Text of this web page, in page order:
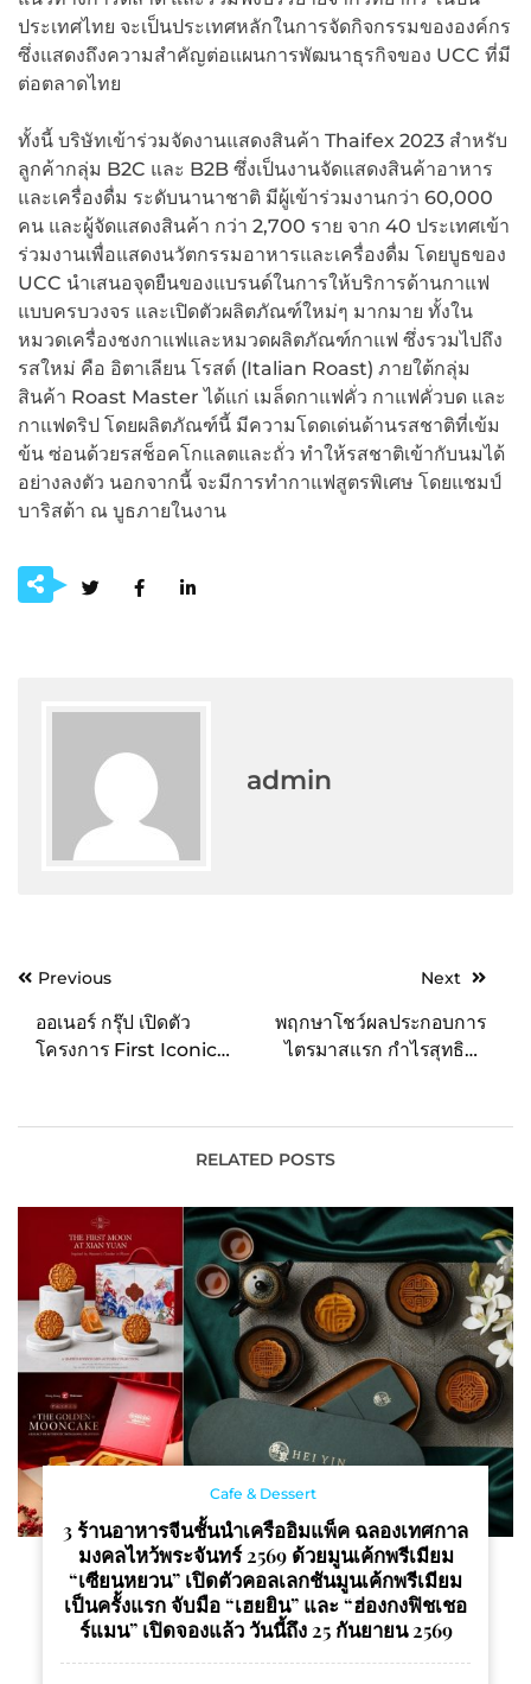
ประเทศไทย จะเป็นประเทศหลักในการจัดกิจกรรมขององค์กร
ซึ่งแสดงถึงความสำคัญต่อแผนการพัฒนาธุรกิจของ UCC ที่มี
ต่อตลาดไทย
ทั้งนี้ บริษัทเข้าร่วมจัดงานแสดงสินค้า Thaifex 2023 สำหรับ
ลูกค้ากลุ่ม B2C และ B2B ซึ่งเป็นงานจัดแสดงสินค้าอาหาร
และเครื่องดื่ม ระดับนานาชาติ มีผู้เข้าร่วมงานกว่า 60,000
คน และผู้จัดแสดงสินค้า กว่า 2,700 ราย จาก 40 ประเทศเข้า
ร่วมงานเพื่อแสดงนวัตกรรมอาหารและเครื่องดื่ม โดยบูธของ
UCC นำเสนอจุดยืนของแบรนด์ในการให้บริการด้านกาแฟ
แบบครบวงจร และเปิดตัวผลิตภัณฑ์ใหม่ๆ มากมาย ทั้งใน
หมวดเครื่องชงกาแฟและหมวดผลิตภัณฑ์กาแฟ ซึ่งรวมไปถึง
รสใหม่ คือ อิตาเลียน โรสต์ (Italian Roast) ภายใต้กลุ่ม
สินค้า Roast Master ได้แก่ เมล็ดกาแฟคั่ว กาแฟคั่วบด และ
กาแฟดริป โดยผลิตภัณฑ์นี้ มีความโดดเด่นด้านรสชาติที่เข้ม
ข้น ซ่อนด้วยรสช็อคโกแลตและถั่ว ทำให้รสชาติเข้ากับนมได้
อย่างลงตัว นอกจากนี้ จะมีการทำกาแฟสูตรพิเศษ โดยแชมป์
บาริสต้า ณ บูธภายในงาน
admin
PostPrevious
ออเนอร์ กรุ๊ป เปิดตัว
โครงการ First Iconic
Ultra-Luxury บนทำเล
Next
พฤกษาโชว์ผลประกอบการ
ไตรมาสแรก กำไรสุทธิโต
อาศัยที่ “อยู่ดี มีสุข”
RELATED POSTS
Cafe & Dessert
3 ร้านอาหารจีนชั้นนำเครืออิมแพ็ค ฉลองเทศกาล
มงคลไหว้พระจันทร์ 2569 ด้วยมูนเค้กพรีเมียม
“เซียนหยวน” เปิดตัวคอลเลกชันมูนเค้กพรีเมียม
เป็นครั้งแรก จับมือ “เฮยยิน” และ “ฮ่องกงฟิชเชอ
ร์แมน” เปิดจองแล้ว วันนี้ถึง 25 กันยายน 2569